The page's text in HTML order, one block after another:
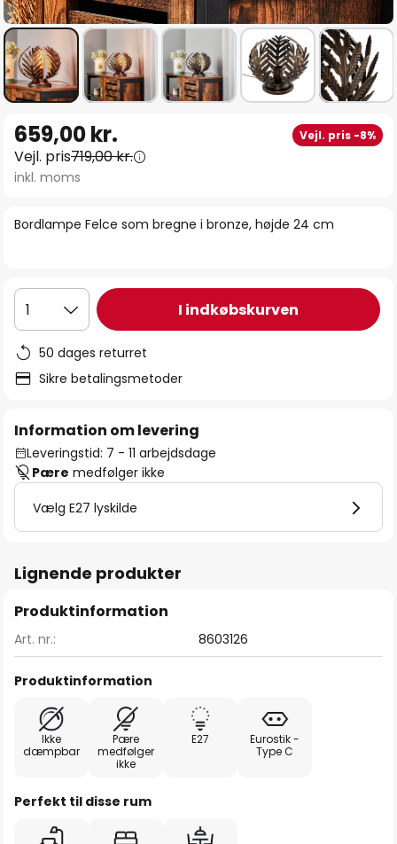
starten
af
Bordlampe Felce som bregne i bronze, højde 24 cm
659,00 kr. Vejl. pris -8%
Vejl. pris719,00 kr.
inkl. moms
1 I indkøbskurven
50 dages returret
Sikre betalingsmetoder
Information om levering
Leveringstid: 7 - 11 arbejdsdage
Pære medfølger ikke
Vælg E27 lyskilde
Lignende produkter
Produktinformation
Art. nr.: 8603126
Produktinformation
Ikke
dæmpbar
Pære
medfølger
ikke
E27
Eurostik -
Type C
Perfekt til disse rum